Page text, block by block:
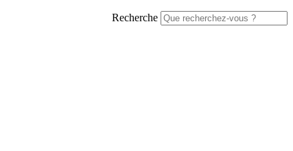
Recherche